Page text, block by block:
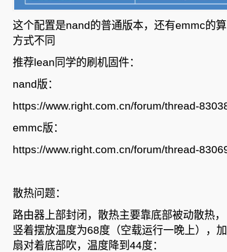
这个配置是nand的普通版本，还有emmc的
方式不同
推荐lean同学的刷机固件：
nand版：
https://www.right.com.cn/forum/thread-
emmc版：
https://www.right.com.cn/forum/thread-
散热问题：
路由器上部封闭，散热主要靠底部被动散热
竖着摆放温度为68度（空载运行一晚上），
扇对着底部吹，温度降到44度：